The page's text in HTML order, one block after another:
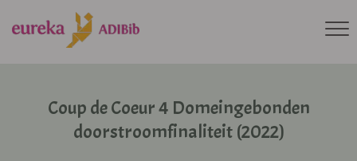
Coup de Coeur 4 Domeingebonden
doorstroomfinaliteit (2022)